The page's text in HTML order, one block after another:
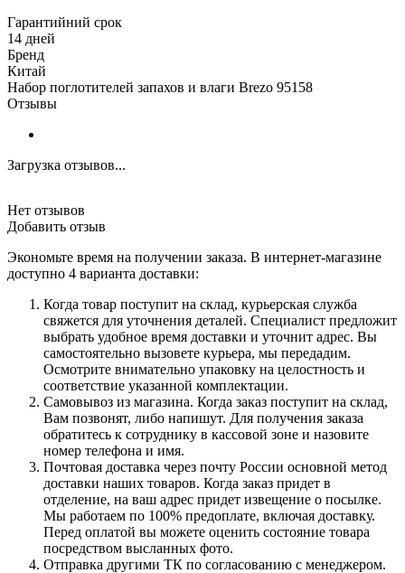
Гарантийний срок
14 дней
Бренд
Китай
Набор поглотителей запахов и влаги Brezo 95158
Отзывы
Загрузка отзывов...
Нет отзывов
Добавить отзыв
Экономьте время на получении заказа. В интернет-магазине
доступно 4 варианта доставки:
Когда товар поступит на склад, курьерская служба
свяжется для уточнения деталей. Специалист предложит
выбрать удобное время доставки и уточнит адрес. Вы
самостоятельно вызовете курьера, мы передадим.
Осмотрите внимательно упаковку на целостность и
соответствие указанной комплектации.
Самовывоз из магазина. Когда заказ поступит на склад,
Вам позвонят, либо напишут. Для получения заказа
обратитесь к сотруднику в кассовой зоне и назовите
номер телефона и имя.
Почтовая доставка через почту России основной метод
доставки наших товаров. Когда заказ придет в
отделение, на ваш адрес придет извещение о посылке.
Мы работаем по 100% предоплате, включая доставку.
Перед оплатой вы можете оценить состояние товара
посредством высланных фото.
Отправка другими ТК по согласованию с менеджером.